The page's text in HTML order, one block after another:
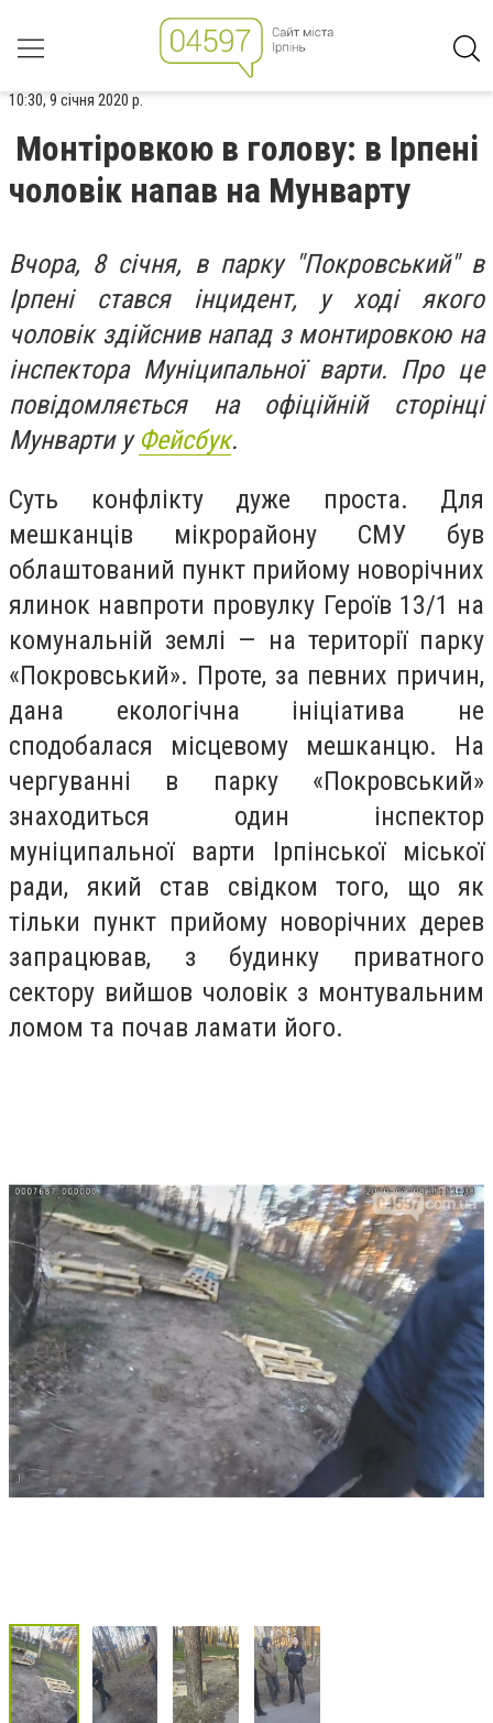
10:30, 9 січня 2020 р.
Монтіровкою в голову: в Ірпені
чоловік напав на Мунварту
Вчора, 8 січня, в парку "Покровський" в
Ірпені стався інцидент, у ході якого
чоловік здійснив напад з монтировкою на
інспектора Муніципальної варти. Про це
повідомляється на офіційній сторінці
Мунварти у Фейсбук.
Суть конфлікту дуже проста. Для
мешканців мікрорайону СМУ був
облаштований пункт прийому новорічних
ялинок навпроти провулку Героїв 13/1 на
комунальній землі — на території парку
«Покровський». Проте, за певних причин,
дана екологічна ініціатива не
сподобалася місцевому мешканцю. На
чергуванні в парку «Покровський»
знаходиться один інспектор
муніципальної варти Ірпінської міської
ради, який став свідком того, що як
тільки пункт прийому новорічних дерев
запрацював, з будинку приватного
сектору вийшов чоловік з монтувальним
ломом та почав ламати його.